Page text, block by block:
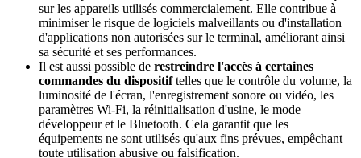
sur les appareils utilisés commercialement. Elle contribue à
minimiser le risque de logiciels malveillants ou d'installation
d'applications non autorisées sur le terminal, améliorant ainsi
sa sécurité et ses performances.
Il est aussi possible de restreindre l'accès à certaines
commandes du dispositiftelles que le contrôle du volume, la
luminosité de l'écran, l'enregistrement sonore ou vidéo, les
paramètres Wi-Fi, la réinitialisation d'usine, le mode
développeur et le Bluetooth. Cela garantit que les
équipements ne sont utilisés qu'aux fins prévues, empêchant
toute utilisation abusive ou falsification.